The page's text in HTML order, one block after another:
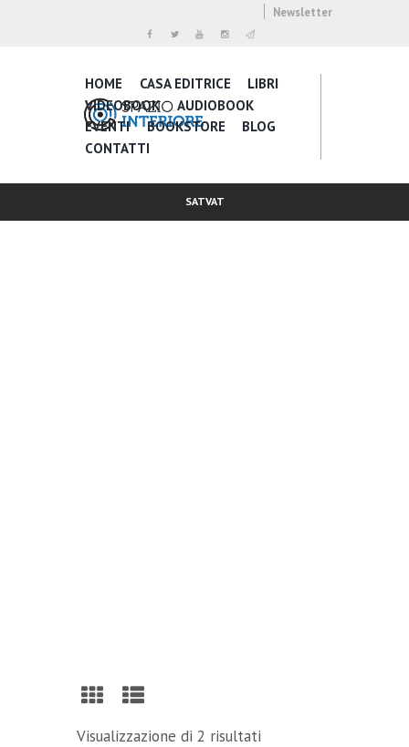
Newsletter
HOME CASA EDITRICE
LIBRI
VIDEOBOOK
AUDIOBOOK
EVENTI
BOOKSTORE
BLOG
CONTATTI
SATVAT
Visualizzazione di 2 risultati